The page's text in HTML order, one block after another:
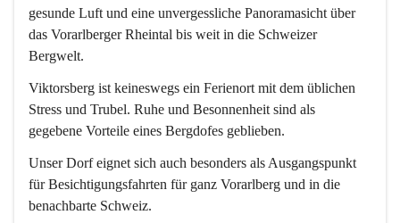
gesunde Luft und eine unvergessliche Panoramasicht über
das Vorarlberger Rheintal bis weit in die Schweizer
Bergwelt.
Viktorsberg ist keineswegs ein Ferienort mit dem üblichen
Stress und Trubel. Ruhe und Besonnenheit sind als
gegebene Vorteile eines Bergdofes geblieben.
Unser Dorf eignet sich auch besonders als Ausgangspunkt
für Besichtigungsfahrten für ganz Vorarlberg und in die
benachbarte Schweiz.